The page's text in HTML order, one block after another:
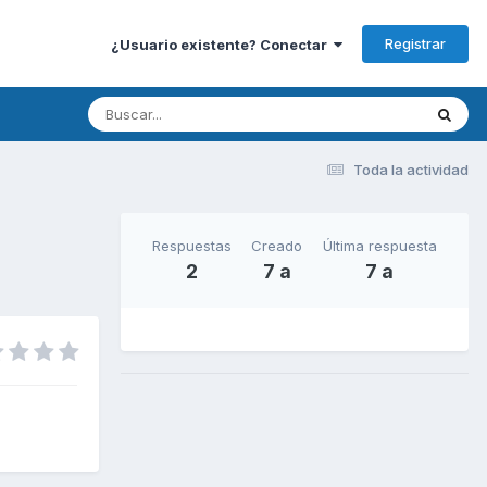
¿Usuario existente? Conectar Registrar
Toda la actividad
Respuestas
2
Creado
7 a
Última respuesta
7 a